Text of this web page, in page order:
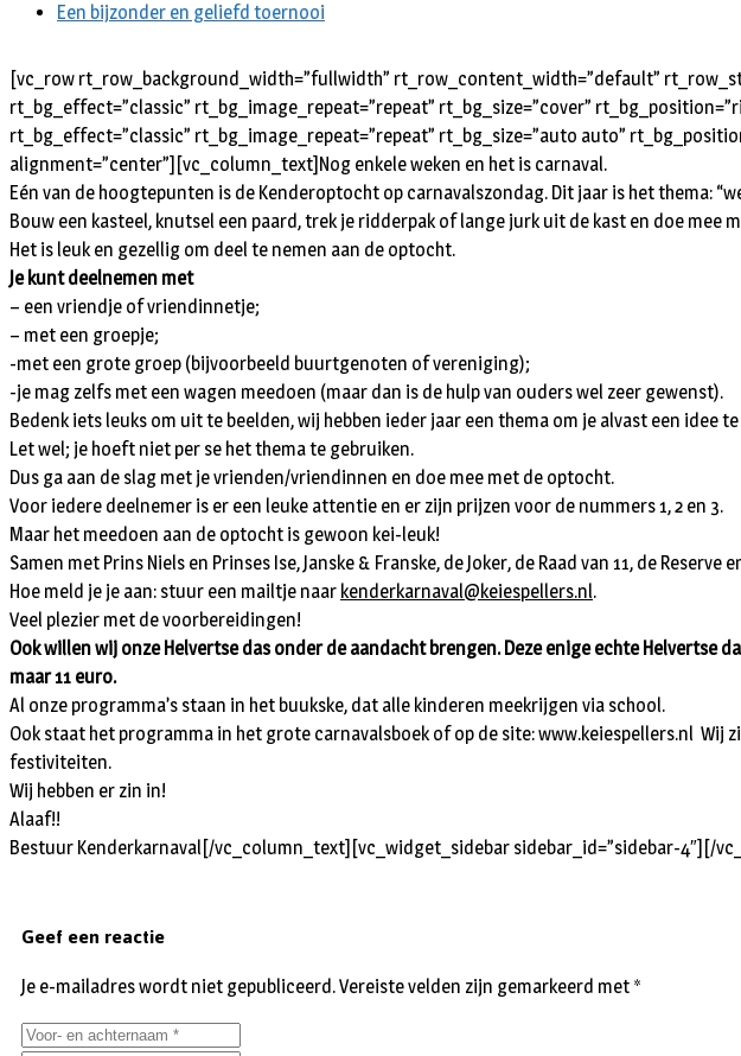
Een bijzonder en geliefd toernooi
[vc_row rt_row_background_width=”fullwidth” rt_row_content_width=”default”
rt_bg_effect=”classic” rt_bg_image_repeat=”repeat” rt_bg_size=”cover”
rt_bg_effect=”classic” rt_bg_image_repeat=”repeat” rt_bg_size=”auto auto”
alignment=”center”][vc_column_text] Nog enkele weken en het is carnaval.
Eén van de hoogtepunten is de Kenderoptocht op carnavalszondag. Dit jaar is het thema:
Bouw een kasteel, knutsel een paard, trek je ridderpak of lange jurk uit de kast en doe
Het is leuk en gezellig om deel te nemen aan de optocht.
Je kunt deelnemen met
– een vriendje of vriendinnetje;
– met een groepje;
-met een grote groep (bijvoorbeeld buurtgenoten of vereniging);
-je mag zelfs met een wagen meedoen (maar dan is de hulp van ouders wel zeer gewenst).
Bedenk iets leuks om uit te beelden, wij hebben ieder jaar een thema om je alvast een idee
Let wel; je hoeft niet per se het thema te gebruiken.
Dus ga aan de slag met je vrienden/vriendinnen en doe mee met de optocht.
Voor iedere deelnemer is er een leuke attentie en er zijn prijzen voor de nummers 1, 2 en 3.
Maar het meedoen aan de optocht is gewoon kei-leuk!
Samen met Prins Niels en Prinses Ise, Janske & Franske, de Joker, de Raad van 11, de
Hoe meld je je aan: stuur een mailtje naar kenderkarnaval@keiespellers.nl.
Veel plezier met de voorbereidingen!
Ook willen wij onze Helvertse das onder de aandacht brengen. Deze enige echte
maar 11 euro.
Al onze programma’s staan in het buukske, dat alle kinderen meekrijgen via school.
Ook staat het programma in het grote carnavalsboek of op de site: www.keiespellers.nl
festiviteiten.
Wij hebben er zin in!
Alaaf!!
Bestuur Kenderkarnaval [/vc_column_text][vc_widget_sidebar sidebar_id=”sidebar-4″][/
Geef een reactie
Je e-mailadres wordt niet gepubliceerd.Vereiste velden zijn gemarkeerd met *